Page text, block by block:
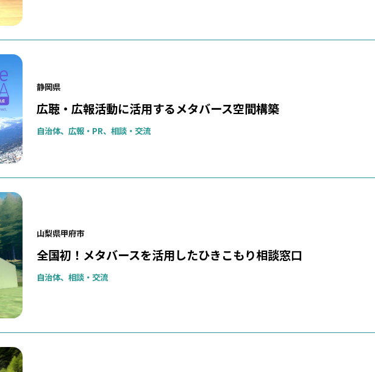
静岡県
広聴・広報活動に活用するメタバース空間構築
自治体、広報・PR、相談・交流
山梨県甲府市
全国初！メタバースを活用したひきこもり相談窓口
自治体、相談・交流